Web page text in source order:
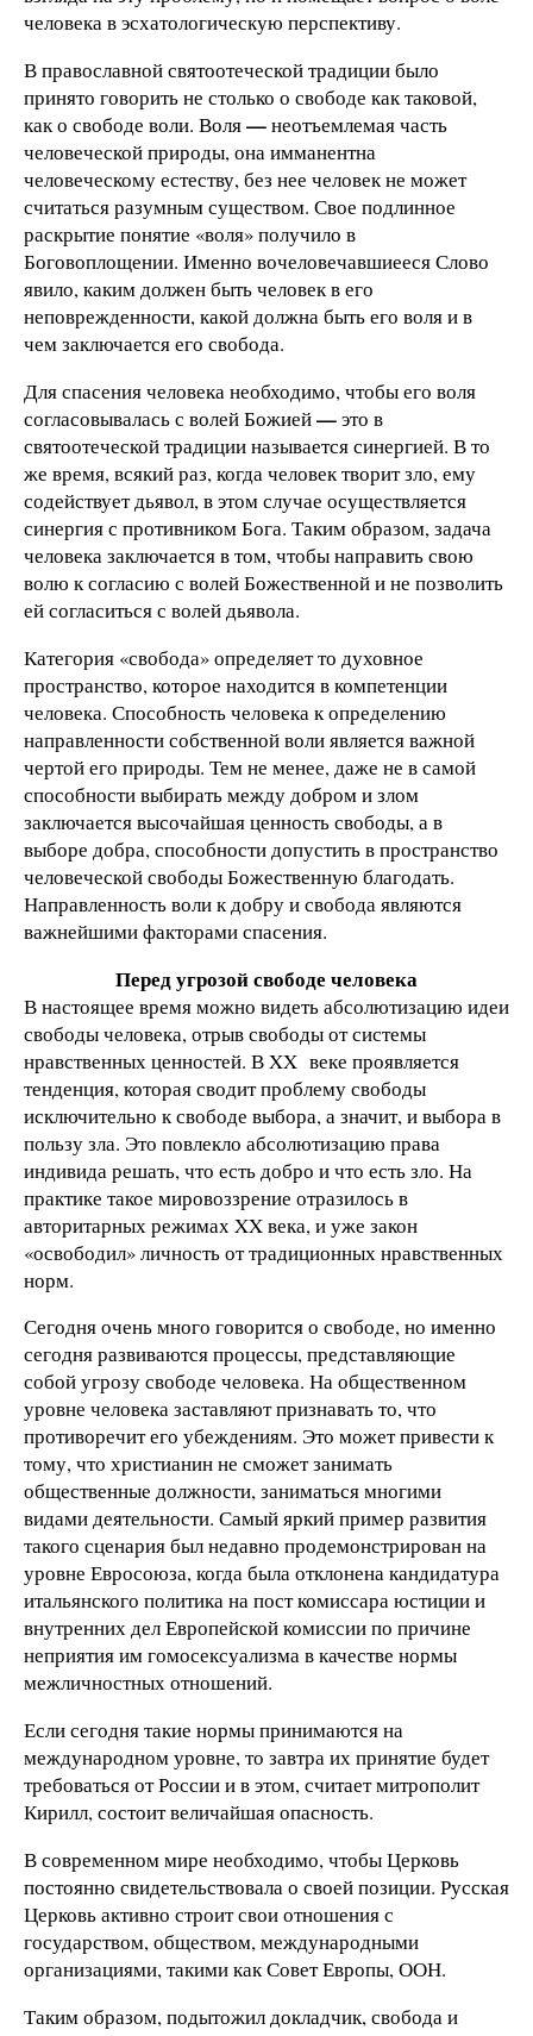
человека в эсхатологическую перспективу.
В православной святоотеческой традиции было
принято говорить не столько о свободе как таковой,
как о свободе воли. Воля—неотъемлемая часть
человеческой природы, она имманентна
человеческому естеству, без нее человек не может
считаться разумным существом. Свое подлинное
раскрытие понятие «воля» получило в
Боговоплощении. Именно вочеловечавшиееся Слово
явило, каким должен быть человек в его
неповрежденности, какой должна быть его воля и в
чем заключается его свобода.
Для спасения человека необходимо, чтобы его воля
согласовывалась с волей Божией—это в
святоотеческой традиции называется синергией. В то
же время, всякий раз, когда человек творит зло, ему
содействует дьявол, в этом случае осуществляется
синергия с противником Бога. Таким образом, задача
человека заключается в том, чтобы направить свою
волю к согласию с волей Божественной и не позволить
ей согласиться с волей дьявола.
Категория «свобода» определяет то духовное
пространство, которое находится в компетенции
человека. Способность человека к определению
направленности собственной воли является важной
чертой его природы. Тем не менее, даже не в самой
способности выбирать между добром и злом
заключается высочайшая ценность свободы, а в
выборе добра, способности допустить в пространство
человеческой свободы Божественную благодать.
Направленность воли к добру и свобода являются
важнейшими факторами спасения.
Перед угрозой свободе человека
В настоящее время можно видеть абсолютизацию идеи
свободы человека, отрыв свободы от системы
нравственных ценностей. В XX веке проявляется
тенденция, которая сводит проблему свободы
исключительно к свободе выбора, а значит, и выбора в
пользу зла. Это повлекло абсолютизацию права
индивида решать, что есть добро и что есть зло. На
практике такое мировоззрение отразилось в
авторитарных режимах XX века, и уже закон
«освободил» личность от традиционных нравственных
норм.
Сегодня очень много говорится о свободе, но именно
сегодня развиваются процессы, представляющие
собой угрозу свободе человека. На общественном
уровне человека заставляют признавать то, что
противоречит его убеждениям. Это может привести к
тому, что христианин не сможет занимать
общественные должности, заниматься многими
видами деятельности. Самый яркий пример развития
такого сценария был недавно продемонстрирован на
уровне Евросоюза, когда была отклонена кандидатура
итальянского политика на пост комиссара юстиции и
внутренних дел Европейской комиссии по причине
неприятия им гомосексуализма в качестве нормы
межличностных отношений.
Если сегодня такие нормы принимаются на
международном уровне, то завтра их принятие будет
требоваться от России и в этом, считает митрополит
Кирилл, состоит величайшая опасность.
В современном мире необходимо, чтобы Церковь
постоянно свидетельствовала о своей позиции. Русская
Церковь активно строит свои отношения с
государством, обществом, международными
организациями, такими как Совет Европы, ООН.
Таким образом, подытожил докладчик, свобода и